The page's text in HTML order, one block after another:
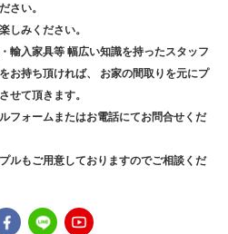
さい。
しみください。
輸入家具等 幅広い知識を持ったスタッフ
お持ち頂ければ、
お家の間取りを元にプ
せて頂きます。
フォームまたはお電話にてお問合せくだ
ルもご用意しておりますのでご相談くだ